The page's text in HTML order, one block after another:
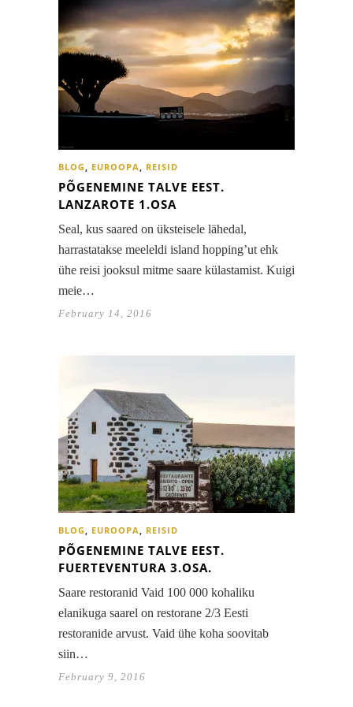
BLOG, EUROOPA, REISID
PÕGENEMINE TALVE EEST.
LANZAROTE 1.OSA
Seal, kus saared on üksteisele lähedal,
harrastatakse meeleldi island hopping’ut ehk
ühe reisi jooksul mitme saare külastamist. Kuigi
meie…
February 14, 2016
BLOG, EUROOPA, REISID
PÕGENEMINE TALVE EEST.
FUERTEVENTURA 3.OSA.
Saare restoranid Vaid 100 000 kohaliku
elanikuga saarel on restorane 2/3 Eesti
restoranide arvust. Vaid ühe koha soovitab
siin…
February 9, 2016